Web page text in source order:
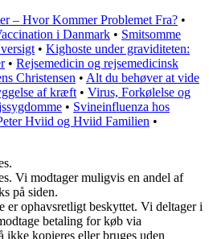
– Hvor Kommer Problemet Fra? •
i Danmark • Smitsomme
• Kighoste under graviditeten:
• Rejsemedicin og rejsemedicinsk
Christensen • Alt du behøver at vide
af kræft • Virus, Forkølelse og
• Svineinfluenza hos
Hviid og Hviid Familien •
Vi modtager muligvis en andel af
på siden.
er ophavsretligt beskyttet. Vi deltager i
betaling for køb via
kopieres eller bruges uden